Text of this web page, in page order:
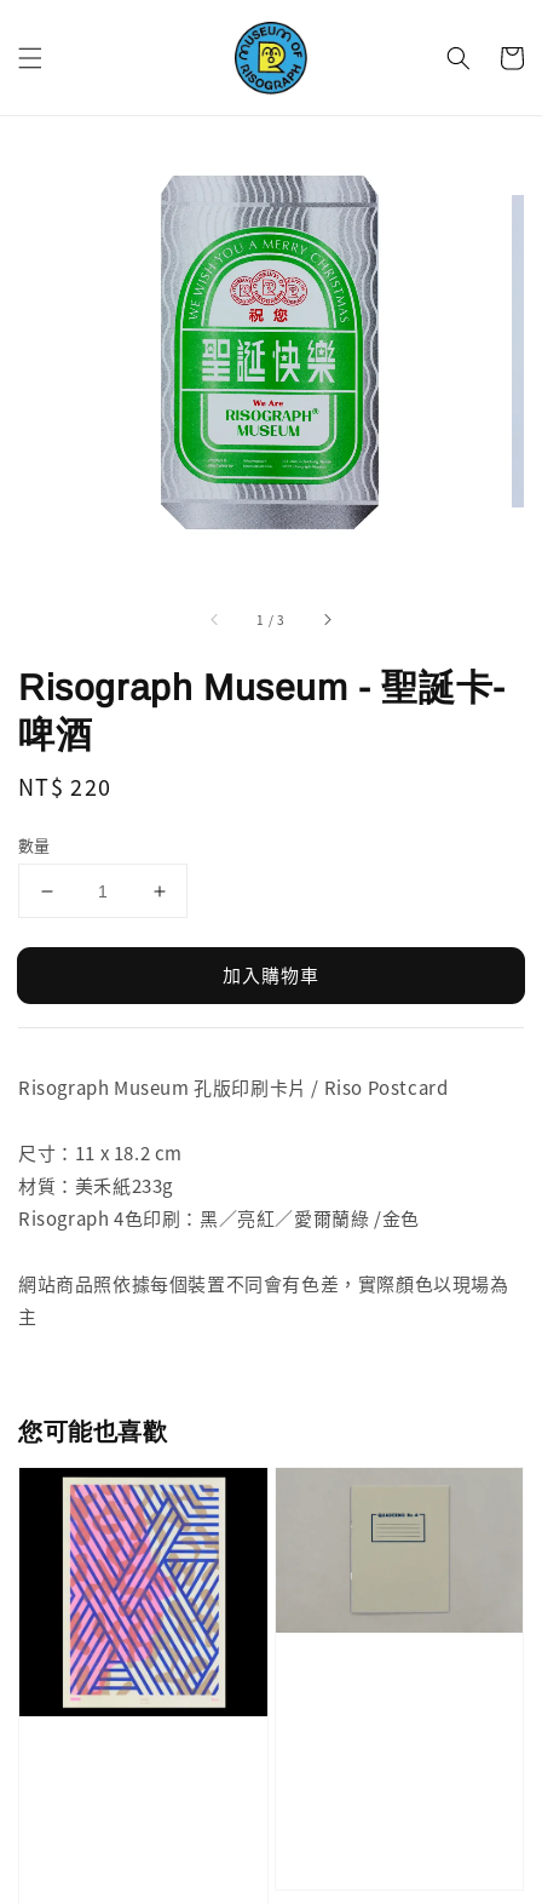
1 /3
Risograph Museum - 聖誕卡-
啤酒
Regular
NT$ 220
數量
加入購物車
Risograph Museum 孔版印刷卡片 / Riso Postcard
尺寸：11 x 18.2 cm
材質：美禾紙233g
Risograph 4色印刷：黑／亮紅／愛爾蘭綠 /金色
網站商品照依據每個裝置不同會有色差，實際顏色以現場為
主
您可能也喜歡